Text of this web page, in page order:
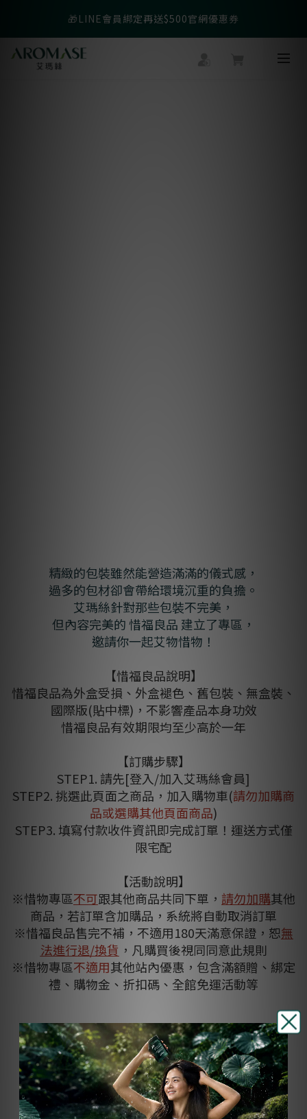
父親節爸氣寵愛👔暖心組合限時優惠◤前往選購❤️◢
🎁LINE會員綁定再送$500官網優惠券
父親節爸氣寵愛👔暖心組合限時優惠◤前往選購❤️◢
精緻的包裝雖然能營造滿滿的儀式感，
過多的包材卻會帶給環境沉重的負擔。
艾瑪絲針對那些包裝不完美，
但內容完美的 惜福良品 建立了專區，
邀請你一起艾物惜物！
【惜福良品說明】
惜福良品為外盒受損、外盒褪色、舊包裝、無盒裝、
國際版(貼中標)，不影響產品本身功效
惜福良品有效期限均至少高於一年
【訂購步驟】
STEP1. 請先[登入/加入艾瑪絲會員]
STEP2. 挑選此頁面之商品，加入購物車(請勿加購商
品或選購其他頁面商品)
STEP3. 填寫付款收件資訊即完成訂單！運送方式僅
限宅配
【活動說明】
※惜物專區不可跟其他商品共同下單， 請勿加購其他
商品，若訂單含加購品，系統將自動取消訂單
※惜福良品售完不補，不適用180天滿意保證，恕無
法進行退/換貨 ，凡購買後視同同意此規則
※惜物專區不適用其他站內優惠，包含滿額贈、綁定
禮、購物金、折扣碼、全館免運活動等